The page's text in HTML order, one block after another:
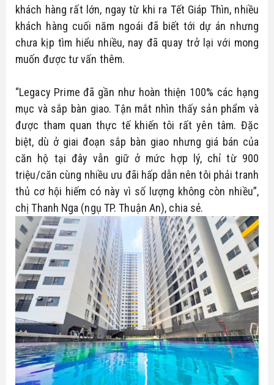
khách hàng rất lớn, ngay từ khi ra Tết Giáp Thìn, nhiều
khách hàng cuối năm ngoái đã biết tới dự án nhưng
chưa kịp tìm hiểu nhiều, nay đã quay trở lại với mong
muốn được tư vấn thêm.
“Legacy Prime đã gần như hoàn thiện 100% các hạng
mục và sắp bàn giao. Tận mắt nhìn thấy sản phẩm và
được tham quan thực tế khiến tôi rất yên tâm. Đặc
biệt, dù ở giai đoạn sắp bàn giao nhưng giá bán của
căn hộ tại đây vẫn giữ ở mức hợp lý, chỉ từ 900
triệu/căn cùng nhiều ưu đãi hấp dẫn nên tôi phải tranh
thủ cơ hội hiếm có này vì số lượng không còn nhiều”,
chị Thanh Nga (ngụ TP. Thuận An), chia sẻ.